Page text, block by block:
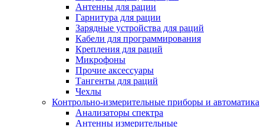
Антенны для рации
Гарнитура для рации
Зарядные устройства для раций
Кабели для программирования
Крепления для раций
Микрофоны
Прочие аксессуары
Тангенты для раций
Чехлы
Контрольно-измерительные приборы и автоматика
Анализаторы спектра
Антенны измерительные